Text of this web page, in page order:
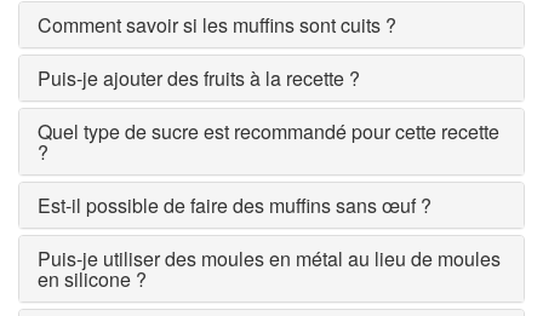
Comment savoir si les muffins sont cuits ?
Puis-je ajouter des fruits à la recette ?
Quel type de sucre est recommandé pour cette recette
?
Est-il possible de faire des muffins sans œuf ?
Puis-je utiliser des moules en métal au lieu de moules
en silicone ?